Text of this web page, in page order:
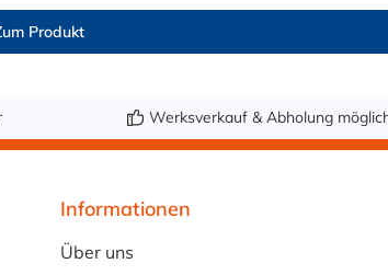
Produkt
Werksverkauf & Abholung
Informationen
Über uns